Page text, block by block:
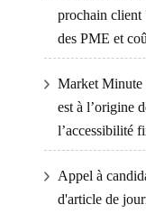
prochain client
des PME et
Market Minute
est à l’origine
l’accessibilité
Appel à
d'article de